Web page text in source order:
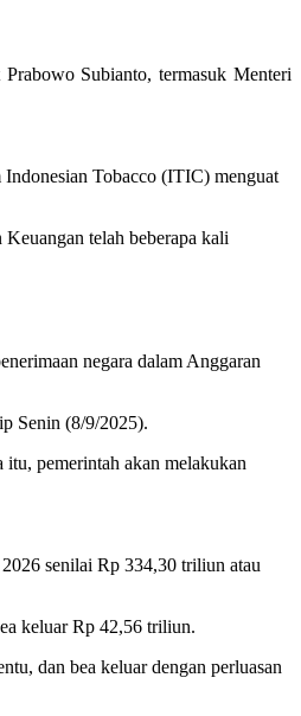
Subianto, termasuk Menteri
Tobacco (ITIC) menguat
telah beberapa kali
negara dalam Anggaran
Senin (8/9/2025).
itu, pemerintah akan melakukan
senilai Rp 334,30 triliun atau
keluar Rp 42,56 triliun.
dan bea keluar dengan perluasan